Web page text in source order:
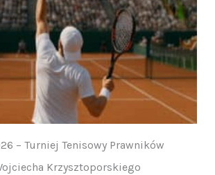
– Turniej Tenisowy Prawników
Krzysztoporskiego